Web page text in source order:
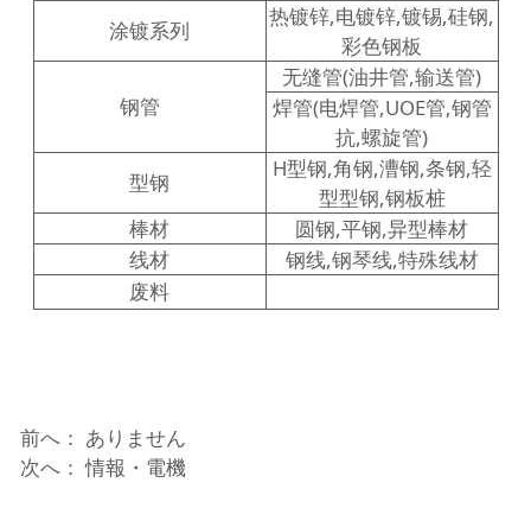
涂镀系列
热镀锌,电镀锌,镀锡,硅钢,
彩色钢板
钢管
无缝管(油井管,输送管)
焊管(电焊管,UOE管,钢管
抗,螺旋管)
型钢
H型钢,角钢,漕钢,条钢,轻
型型钢,钢板桩
棒材
圆钢,平钢,异型棒材
线材
钢线,钢琴线,特殊线材
废料
前へ： ありません
次へ：情報・電機